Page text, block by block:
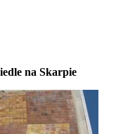
na Skarpie